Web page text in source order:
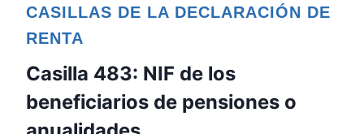
CASILLAS DE LA DECLARACIÓN DE
RENTA
Casilla 483: NIF de los
beneficiarios de pensiones o